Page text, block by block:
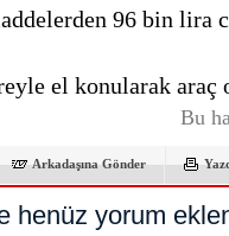
96 bin lira
el konularak
Bu
Arkadaşına Gönder
henüz yorum